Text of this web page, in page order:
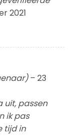
2021
– 23
uit, passen
ik pas
tijd in